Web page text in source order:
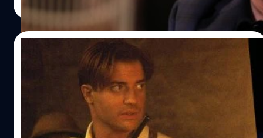
ขึ้นในช่วงต้นปีหน้านี้ แต่ดูเหมือนฝันร้ายที่เคยถูกล่วงละเมิด
ทางเพศโดยอดีตประธานสมาคมสื่อมวลชนต่างประเทศฮอลลี
วูด (Hollywood Foreign Press Association หรือ HFPA) เมื่อ
ปี 2003 จะทำให้เฟรเซอร์ยังคงฝังใจกับอดีต และตัดสินใจที่
จะไม่เข้าร่วมงานลูกโลกทองคำที่กำลังจะมาถึง แม้ว่าเขาจะได้
รับการเสนอชื่อเข้าชิงรางวัลจากบทบาทในภาพยนตร์เรื่อง
'The Whale' ก็ตาม เฟรเซอร์ได้ให้สัมภาษณ์เกี่ยวกับโอกาสที่
เขาจะไปร่วมงานลูกโลกทองคำกับนิตยาสาร GQ ที่เผยแพร่
เมื่อวันพุธที่ผ่านมา (16 พฤศจิกายน) ว่า "ผมมีความหลังฝังใจ
Brendan Fraser คอมเมนต์หนัง ‘The
Mummy’ เวอร์ชัน Tom Cruise เจ๊งเพราะ
‘ขาดความสนุก’
เบรนแดน เฟรเซอร์ (Brendan Fraser) ให้สัมภาษณ์คอมเมนต์
The Mummy ฉบับ ทอม ครูซ (Tom Cruise) ที่ไม่ประสบความ